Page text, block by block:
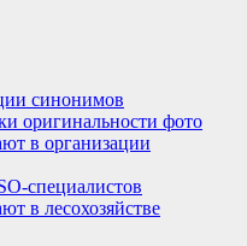
синонимов
оригинальности фото
в организации
специалистов
в лесохозяйстве